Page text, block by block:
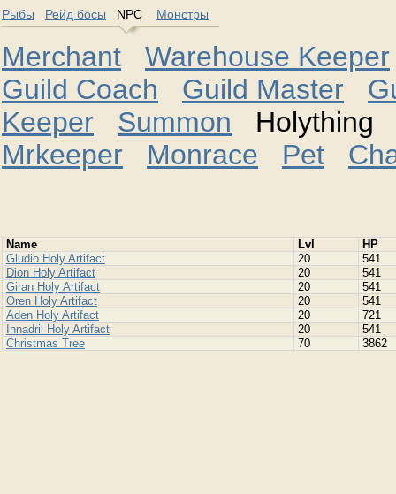
Рыбы Рейд босы NPC Монстры
Merchant
Warehouse Keeper
Guild Coach
Guild Master
Keeper
Summon
Mrkeeper
Monrace Pet
Namе Lvl
HP
Gludio Holy Artifact
20
541
Dion Holy Artifact
20
541
Giran Holy Artifact
20
541
Oren Holy Artifact
20
541
Aden Holy Artifact
20
721
Innadril Holy Artifact
20
541
Christmas Tree
70 3862